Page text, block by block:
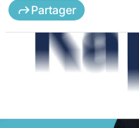
Partager